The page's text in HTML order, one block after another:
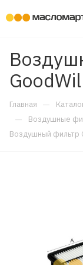
Главная —
— Воздушные
Воздушный фильтр